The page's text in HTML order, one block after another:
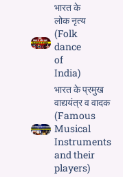
भारत के
लोक नृत्य
(Folk
dance
of
India)
भारत के प्रमुख
वाद्ययंत्र व वादक
(Famous
Musical
Instruments
and their
players)